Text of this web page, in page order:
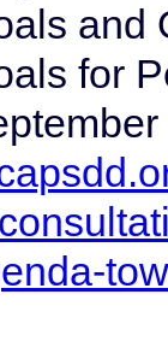
and
for